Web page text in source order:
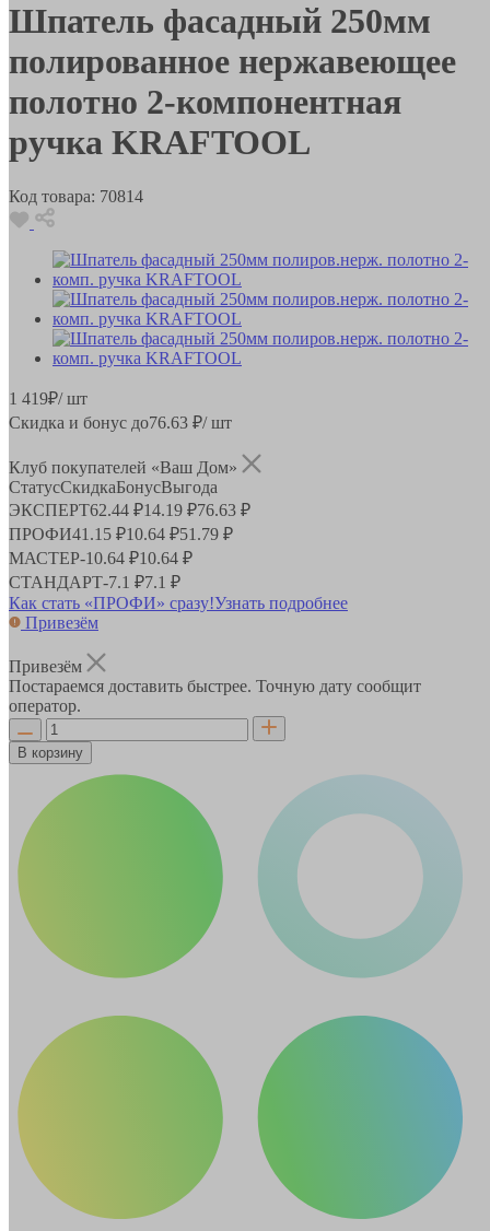
Шпатель фасадный 250мм
полированное нержавеющее
полотно 2-компонентная
ручка KRAFTOOL
Код товара: 70814
1 419₽/ шт
Скидка и бонус до76.63 ₽/ шт
Клуб покупателей «Ваш Дом»
СтатусСкидкаБонусВыгода
ЭКСПЕРТ62.44 ₽14.19 ₽76.63 ₽
ПРОФИ41.15 ₽10.64 ₽51.79 ₽
МАСТЕР-10.64 ₽10.64 ₽
СТАНДАРТ-7.1 ₽7.1 ₽
Как стать «ПРОФИ» сразу!Узнать подробнее
Привезём
Привезём
Постараемся доставить быстрее. Точную дату сообщит
оператор.
В корзину